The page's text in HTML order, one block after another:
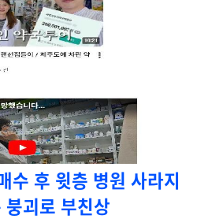
수 후 윗층 병원 사라지
붕괴로 부친상